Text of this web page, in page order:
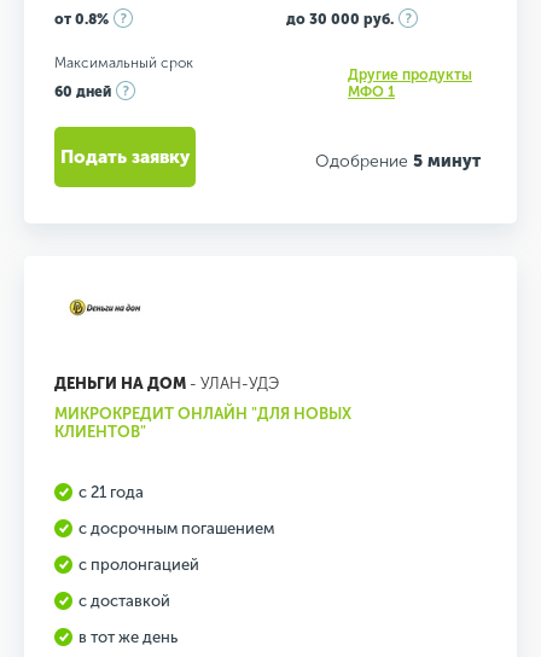
от 0.8%
до 30 000 руб.
Максимальный срок
60 дней
Другие продукты
МФО 1
Одобрение 5 минут
Подать заявку
ДЕНЬГИ НА ДОМ - УЛАН-УДЭ
МИКРОКРЕДИТ ОНЛАЙН "ДЛЯ НОВЫХ
КЛИЕНТОВ"
с 21 года
с досрочным погашением
с пролонгацией
с доставкой
в тот же день